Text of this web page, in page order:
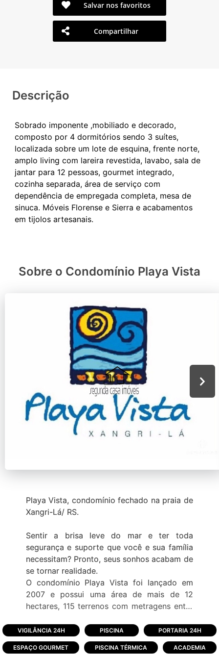
Salvar nos favoritos
Compartilhar
Descrição
Sobrado imponente ,mobiliado e decorado,
composto por 4 dormitórios sendo 3 suítes,
localizada sobre um lote de esquina, frente norte,
amplo living com lareira revestida, lavabo, sala de
jantar para 12 pessoas, gourmet integrado,
cozinha separada, área de serviço com
dependência de empregada completa, mesa de
sinuca. Móveis Florense e Sierra e acabamentos
Sobre o Condomínio Playa Vista
Playa Vista, condomínio fechado na praia de
Xangri-Lá/ RS.
Sentir a brisa leve do mar e ter toda
segurança e suporte que você e sua família
necessitam? Pronto, seus sonhos acabam de
se tornar realidade.
O condomínio Playa Vista foi lançado em
2007 e possui uma área de mais de 12
hectares, 115 terrenos com metragens entre
sua espera.
O empreendimento conta com instalações
VIGILÂNCIA 24H PISCINA PORTARIA 24H
ESPAÇO GOURMET PISCINA TÉRMICA ACADEMIA